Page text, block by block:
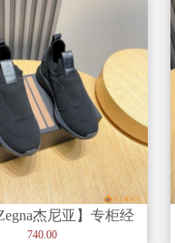
杰尼亚】专柜经
，以细节和创造力
740.00